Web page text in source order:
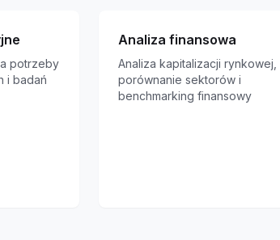
potrzeby
i badań
Analiza finansowa
Analiza kapitalizacji rynkowej,
porównanie sektorów i
benchmarking finansowy